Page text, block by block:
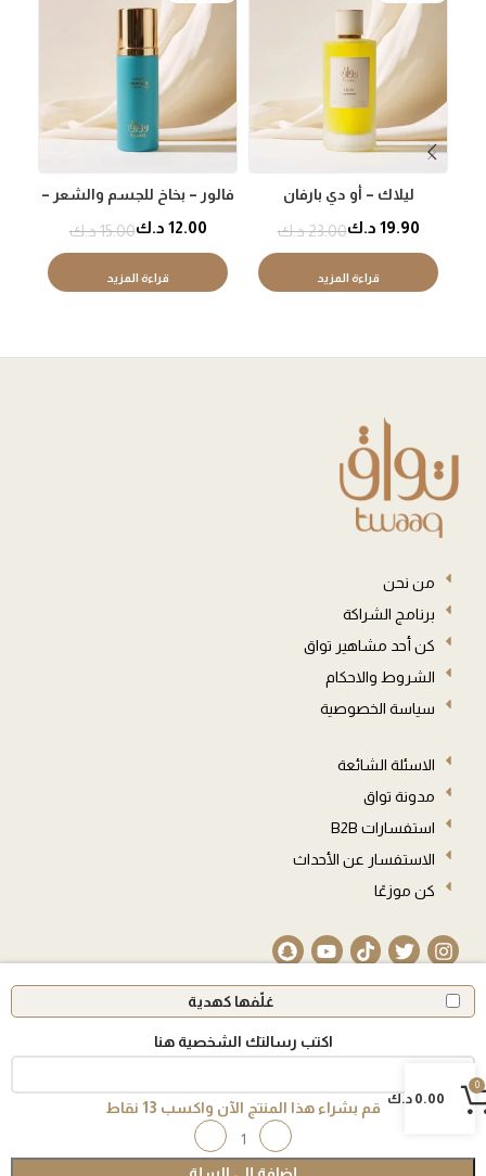
0
0.00 د.ك
غلّفها كهدية
اكتب رسالتك الشخصية هنا
قم بشراء هذا المنتج الآن واكسب 13 نقاط
ليلاك – أو دي بارفان
23.00د.ك 19.90 د.ك
قراءة المزيد
فالور – بخاخ للجسم والشعر –
15.00د.ك 12.00 د.ك
قراءة المزيد
من نحن
برنامج الشراكة
كن أحد مشاهير تواق
الشروط والاحكام
سياسة الخصوصية
الاسئلة الشائعة
مدونة تواق
استفسارات B2B
الاستفسار عن الأحداث
كن موزعًا